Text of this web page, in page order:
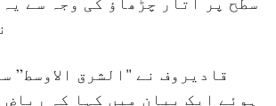
قادیروف نے "الشرق الاوسط”
ہوئے ایک بیان میں کہا کہ